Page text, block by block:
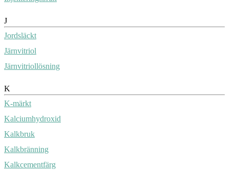
J
Jordsläckt
Järnvitriol
Järnvitriollösning
K
K-märkt
Kalciumhydroxid
Kalkbruk
Kalkbränning
Kalkcementfärg